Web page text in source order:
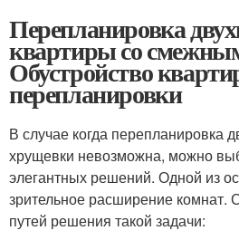
Перепланировка
квартиры со
Обустройство
перепланировки
В случае когда перепланировка
хрущевки невозможна, можно
элегантных решений. Одной из
зрительное расширение комнат.
путей решения такой задачи: